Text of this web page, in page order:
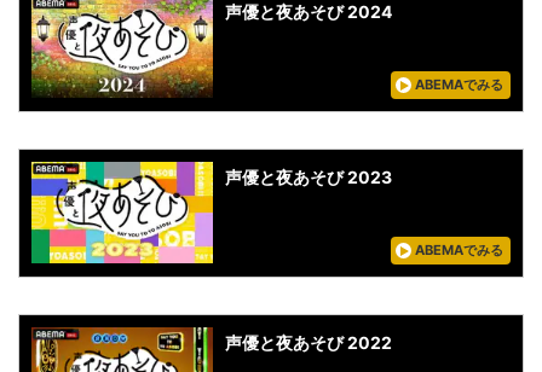
声優と夜あそび 2024
ABEMAでみる
声優と夜あそび 2023
ABEMAでみる
声優と夜あそび 2022